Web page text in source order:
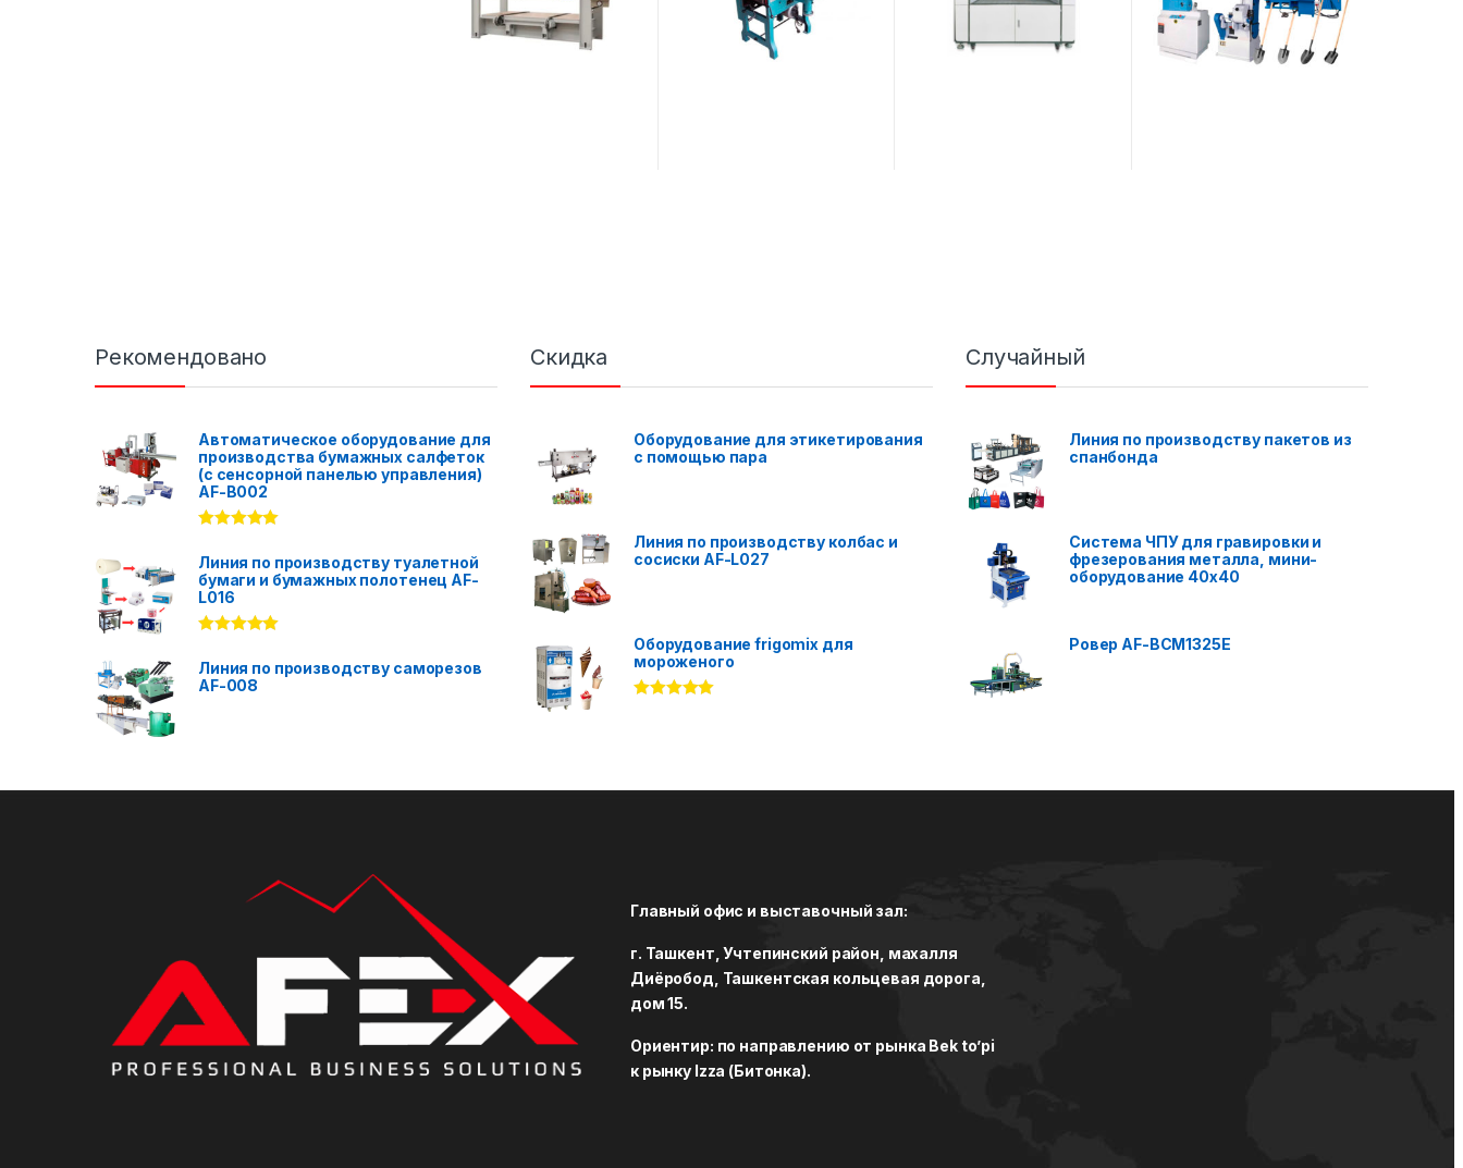
Рекомендовано
Автоматическое оборудование для
производства бумажных салфеток
(с сенсорной панелью управления)
AF-B002
out of 5
Линия по производству туалетной
бумаги и бумажных полотенец AF-
L016
out of 5
Линия по производству саморезов
AF-008
Скидка
Оборудование для этикетирования
с помощью пара
Линия по производству колбас и
сосиски AF-L027
Оборудование frigomix для
мороженого
Случайный
Линия по производству пакетов из
спанбонда
Система ЧПУ для гравировки и
фрезерования металла, мини-
оборудование 40x40
Ровер AF-BCM1325E
Главный офис и выставочный зал:
г. Ташкент, Учтепинский район, махалля
Диёробод, Ташкентская кольцевая дорога,
дом 15.
Ориентир: по направлению от рынка Bek to’pi
к рынку Izza (Битонка).